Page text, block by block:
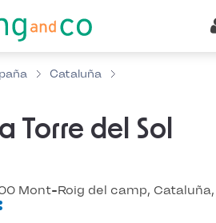
Cataluña
Torre del Sol
Mont-Roig del camp, Cataluña,